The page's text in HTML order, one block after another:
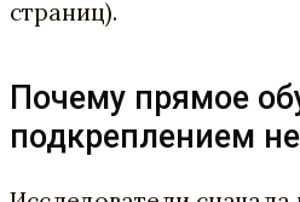
страниц).
Почему прямое
подкреплением